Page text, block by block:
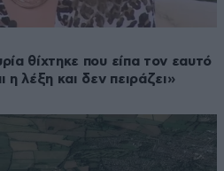
θίχτηκε που είπα τον εαυτό
η λέξη και δεν πειράζει»